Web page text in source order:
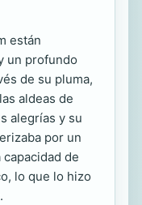
están
un profundo
de su pluma,
aldeas de
alegrías y su
por un
de
lo que lo hizo